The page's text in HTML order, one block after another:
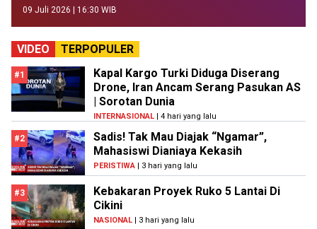
09 Juli 2026 | 16:30 WIB
VIDEO TERPOPULER
#1
Kapal Kargo Turki Diduga Diserang
Drone, Iran Ancam Serang Pasukan AS
| Sorotan Dunia
INTERNASIONAL | 4 hari yang lalu
#2
Sadis! Tak Mau Diajak “Ngamar”,
Mahasiswi Dianiaya Kekasih
PERISTIWA | 3 hari yang lalu
#3
Kebakaran Proyek Ruko 5 Lantai Di
Cikini
NASIONAL | 3 hari yang lalu